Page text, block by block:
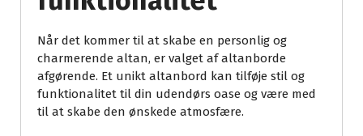
Når det kommer til at skabe en personlig og
charmerende altan, er valget af altanborde
afgørende. Et unikt altanbord kan tilføje stil og
funktionalitet til din udendørs oase og være med
til at skabe den ønskede atmosfære.